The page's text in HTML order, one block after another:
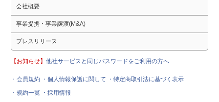
会社概要
事業提携・事業譲渡(M&A)
プレスリリース
【お知らせ】他社サービスと同じパスワードをご利用の方へ
・会員規約 ・個人情報保護に関して
・特定商取引法に基づく表示
・規約一覧 ・採用情報